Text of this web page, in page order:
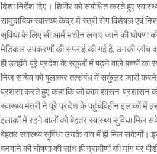
दिशा निर्देश दिए। शिविर को संबोधित करते हुए
सामुदायिक स्वास्थ्य केंद्र में स्त्री रोग विशेषज्ञ एवं
सुविधा के लिए सी आर्म मशीन लगाए जाने की घोषणा
मेडिकल उपकरणों की सप्लाई की गई है, उनकी जांच
ही उन्होंने पूरे प्रदेश के स्कूलों में पढ़ने वाले बच्चों का
निज सचिव को बुलाकर तत्संबंध में सर्कुलर जारी करने
प्रशंसा करते हुए कहा कि जो काम शासन-प्रशासन
स्वास्थ्य मंत्री ने पूरे प्रदेश के पहुंचविहीन इलाकों में
इलाकों में रहने वालों को बेहतर स्वास्थ्य सुविधा
बेहतर स्वास्थ्य सुविधा उनके गांव में ही मिल सकेगी।
बनवाने की घोषणा की साथ ही ग्रामीणों की मांग पर